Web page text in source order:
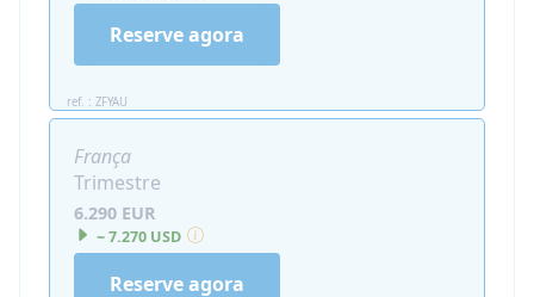
ref. : ZFYAU
Reserve agora
França
Trimestre
6.290 EUR
~ 7.270 USD
Reserve agora